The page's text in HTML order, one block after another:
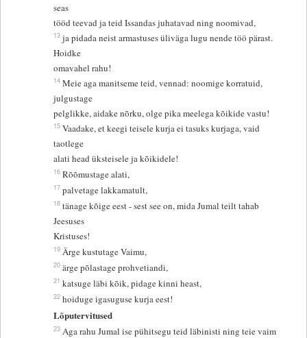
seas
tööd teevad ja teid Issandas juhatavad ning noomivad,
13 ja pidada neist armastuses üliväga lugu nende töö pärast.
Hoidke
omavahel rahu!
14 Meie aga manitseme teid, vennad: noomige korratuid,
julgustage
pelglikke, aidake nõrku, olge pika meelega kõikide vastu!
15 Vaadake, et keegi teisele kurja ei tasuks kurjaga, vaid
taotlege
alati head üksteisele ja kõikidele!
16 Rõõmustage alati,
17 palvetage lakkamatult,
18 tänage kõige eest - sest see on, mida Jumal teilt tahab
Jeesuses
Kristuses!
19 Ärge kustutage Vaimu,
20 ärge põlastage prohvetiandi,
21 katsuge läbi kõik, pidage kinni heast,
22 hoiduge igasuguse kurja eest!
Lõputervitused
23 Aga rahu Jumal ise pühitsegu teid läbinisti ning teie vaim